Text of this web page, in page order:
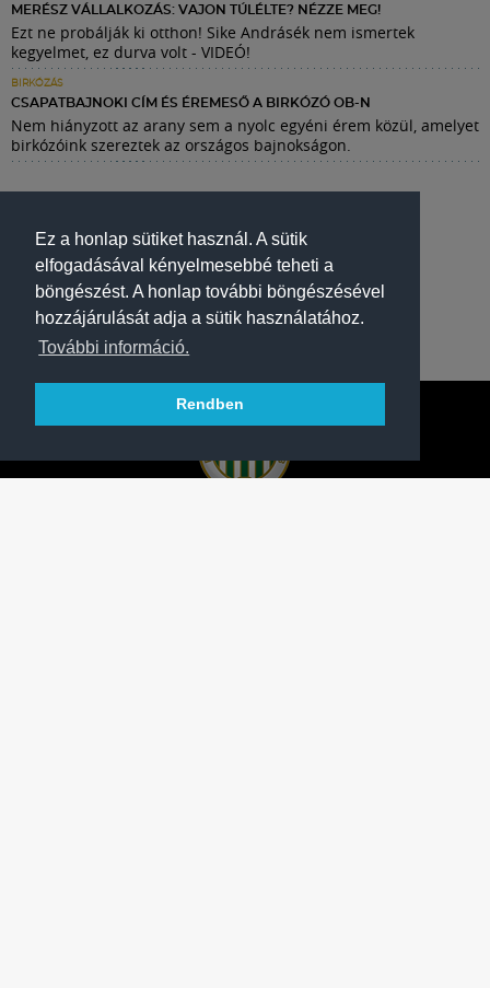
Ez a honlap sütiket használ. A sütik
elfogadásával kényelmesebbé teheti a
böngészést. A honlap további böngészésével
hozzájárulását adja a sütik használatához.
További információ.
Rendben
MERÉSZ VÁLLALKOZÁS: VAJON TÚLÉLTE? NÉZZE MEG!
Ezt ne probálják ki otthon! Sike Andrásék nem ismertek
kegyelmet, ez durva volt - VIDEÓ!
BIRKÓZÁS
CSAPATBAJNOKI CÍM ÉS ÉREMESŐ A BIRKÓZÓ OB-N
Nem hiányzott az arany sem a nyolc egyéni érem közül, amelyet
birkózóink szereztek az országos bajnokságon.